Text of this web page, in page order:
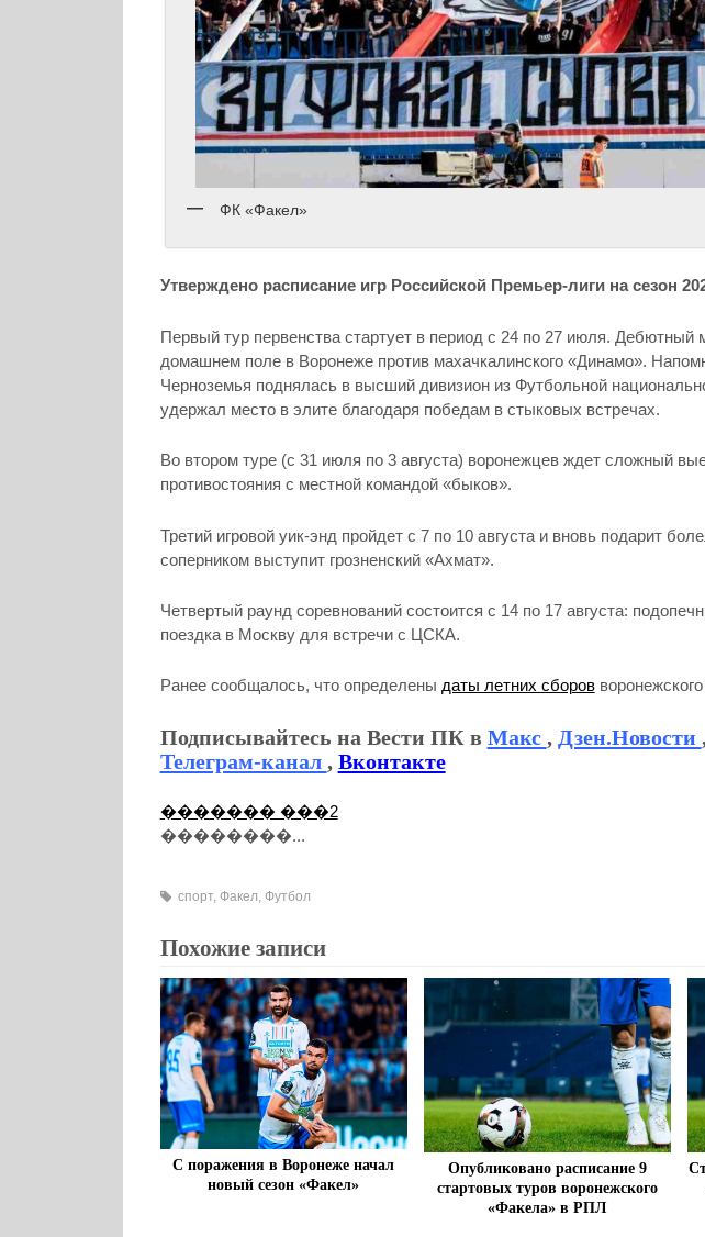
ФК «Факел»
Утверждено расписание игр Российской Премьер-лиги на сезон
Первый тур первенства стартует в период с 24 по 27 июля. Дебютный
домашнем поле в Воронеже против махачкалинского «Динамо».
Черноземья поднялась в высший дивизион из Футбольной
удержал место в элите благодаря победам в стыковых встречах.
Во втором туре (с 31 июля по 3 августа) воронежцев ждет сложный
противостояния с местной командой «быков».
Третий игровой уик-энд пройдет с 7 по 10 августа и вновь подарит
соперником выступит грозненский «Ахмат».
Четвертый раунд соревнований состоится с 14 по 17 августа:
поездка в Москву для встречи с ЦСКА.
Ранее сообщалось, что определены даты летних сборов
Подписывайтесь на Вести ПК в Макс , Дзен.Новости
Телеграм-канал , Вконтакте
������� ���2
��������...
спорт, Факел, Футбол
Похожие записи
С поражения в Воронеже начал
новый сезон «Факел»
Опубликовано расписание 9
стартовых туров воронежского
«Факела» в РПЛ